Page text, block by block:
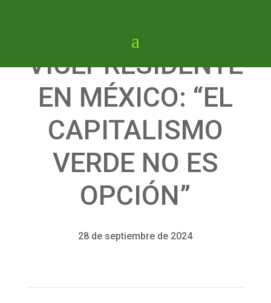
VICEPRESIDENTE
EN MÉXICO: “EL
CAPITALISMO
VERDE NO ES
OPCIÓN”
28 de septiembre de 2024